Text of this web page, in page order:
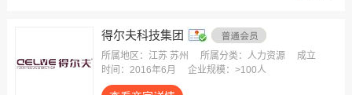
得尔夫科技集团
所属地区：江苏 苏州 所属分类：人力资源
成立
时间：2016年6月
企业规模：>100人